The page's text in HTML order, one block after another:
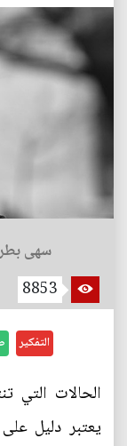
سهى
8853
التفكير
الحالات التي
يعتبر دليل